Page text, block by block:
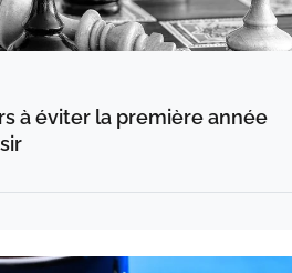
à éviter la première année